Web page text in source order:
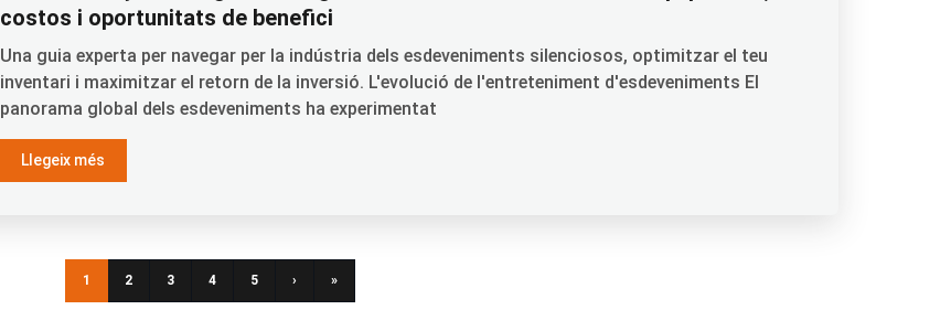
costos i oportunitats de benefici
Una guia experta per navegar per la indústria dels esdeveniments silenciosos, optimitzar el teu
inventari i maximitzar el retorn de la inversió. L'evolució de l'entreteniment d'esdeveniments El
panorama global dels esdeveniments ha experimentat
Llegeix més
1 2 3 4 5 › »